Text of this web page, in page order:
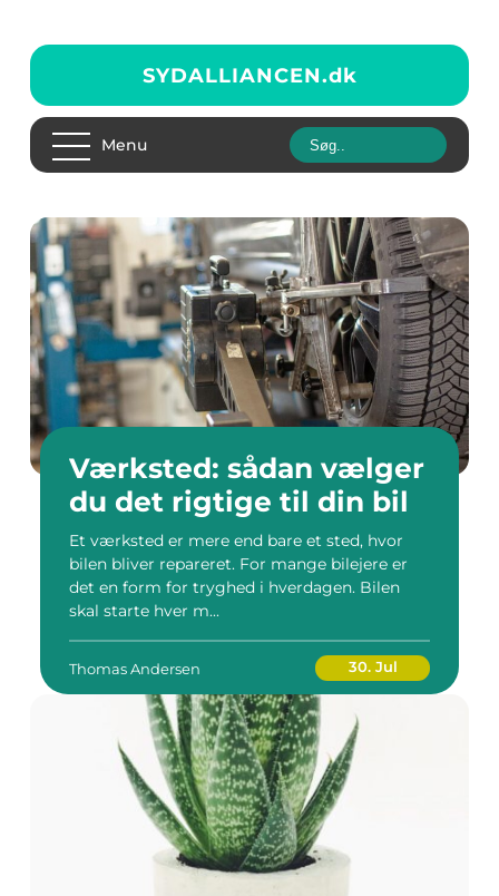
SYDALLIANCEN.dk
Menu
Værksted: sådan vælger
du det rigtige til din bil
Et værksted er mere end bare et sted, hvor
bilen bliver repareret. For mange bilejere er
det en form for tryghed i hverdagen. Bilen
skal starte hver m...
Thomas Andersen 30. Jul